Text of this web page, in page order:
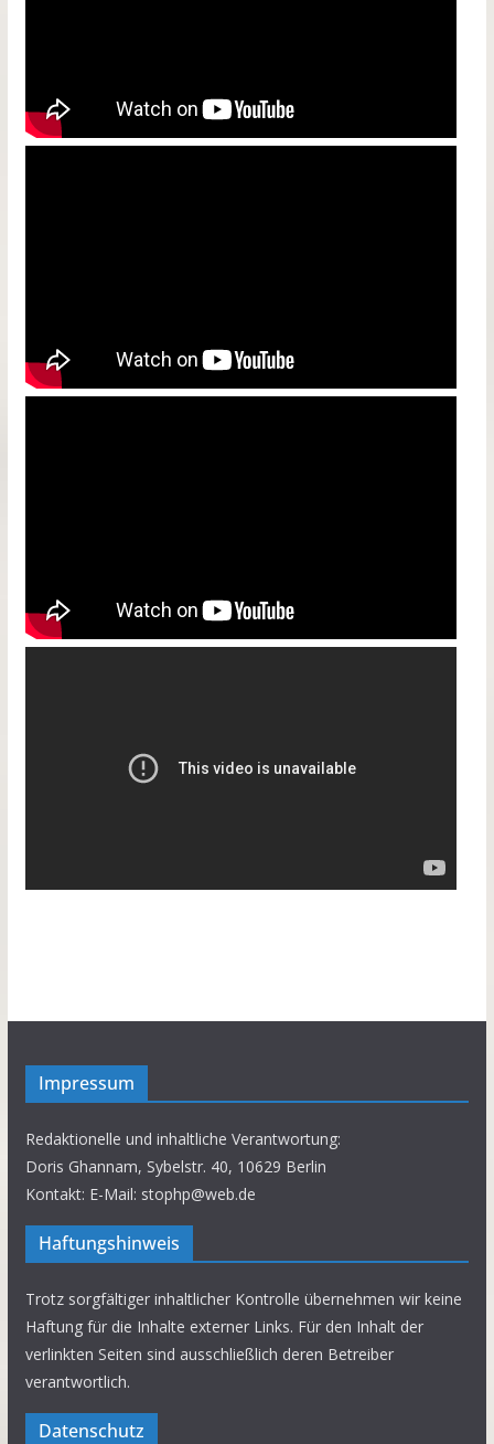
Impressum
Redaktionelle und inhaltliche Verantwortung:
Doris Ghannam, Sybelstr. 40, 10629 Berlin
Kontakt: E-Mail: stophp@web.de
Haftungshinweis
Trotz sorgfältiger inhaltlicher Kontrolle übernehmen wir keine
Haftung für die Inhalte externer Links. Für den Inhalt der
verlinkten Seiten sind ausschließlich deren Betreiber
verantwortlich.
Datenschutz